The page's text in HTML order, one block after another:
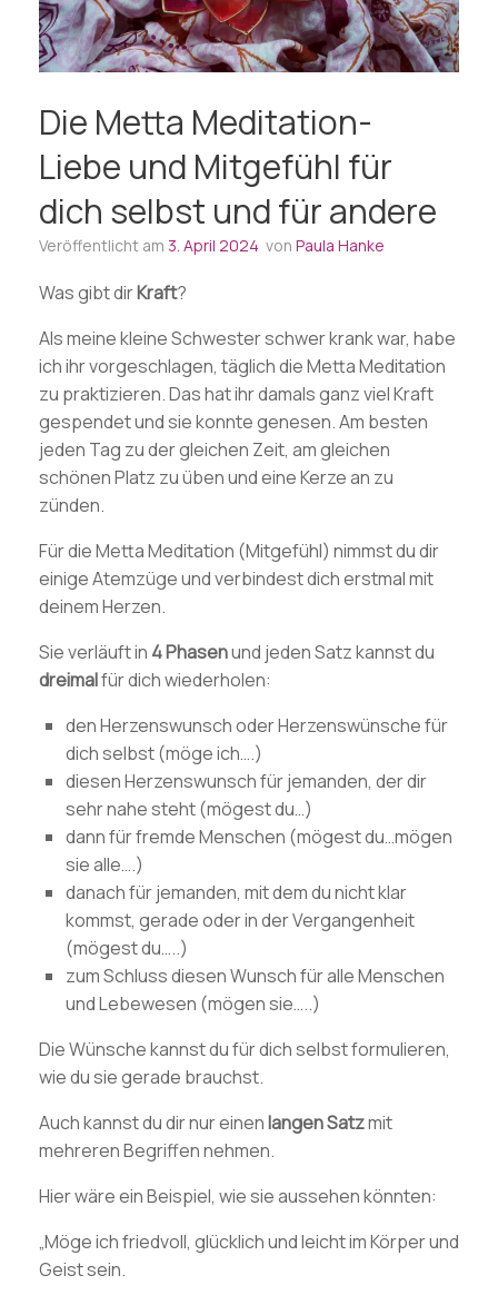
Die Metta Meditation-
Liebe und Mitgefühl für
dich selbst und für andere
Veröffentlicht am 3. April 2024 von Paula Hanke
Was gibt dirKraft?
Als meine kleine Schwester schwer krank war, habe
ich ihr vorgeschlagen, täglich die Metta Meditation
zu praktizieren. Das hat ihr damals ganz viel Kraft
gespendet und sie konnte genesen. Am besten
jeden Tag zu der gleichen Zeit, am gleichen
schönen Platz zu üben und eine Kerze an zu
zünden.
Für die Metta Meditation (Mitgefühl) nimmst du dir
einige Atemzüge und verbindest dich erstmal mit
deinem Herzen.
Sie verläuft in 4 Phasenund jeden Satz kannst du
dreimalfür dich wiederholen:
den Herzenswunsch oder Herzenswünsche für
dich selbst (möge ich….)
diesen Herzenswunsch für jemanden, der dir
sehr nahe steht (mögest du…)
dann für fremde Menschen (mögest du…mögen
sie alle….)
danach für jemanden, mit dem du nicht klar
kommst, gerade oder in der Vergangenheit
(mögest du…..)
zum Schluss diesen Wunsch für alle Menschen
und Lebewesen (mögen sie…..)
Die Wünsche kannst du für dich selbst formulieren,
wie du sie gerade brauchst.
Auch kannst du dir nur einenlangenSatzmit
mehreren Begriffen nehmen.
Hier wäre ein Beispiel, wie sie aussehen könnten:
„Möge ich friedvoll, glücklich und leicht im Körper und
Geist sein.